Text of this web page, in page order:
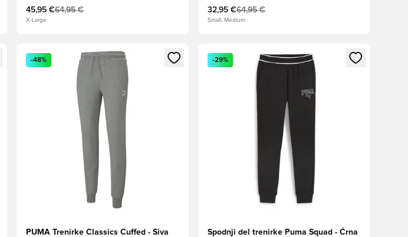
45,95 €64,95 €
X-Large
32,95 €64,95 €
Small, Medium
Odpre Modal za prijavo ali vpis kot član
-48%
PUMA Trenirke Classics Cuffed - Siva
Odpre Modal za prijavo ali vpis kot član
-29%
Spodnji del trenirke Puma Squad - Črna